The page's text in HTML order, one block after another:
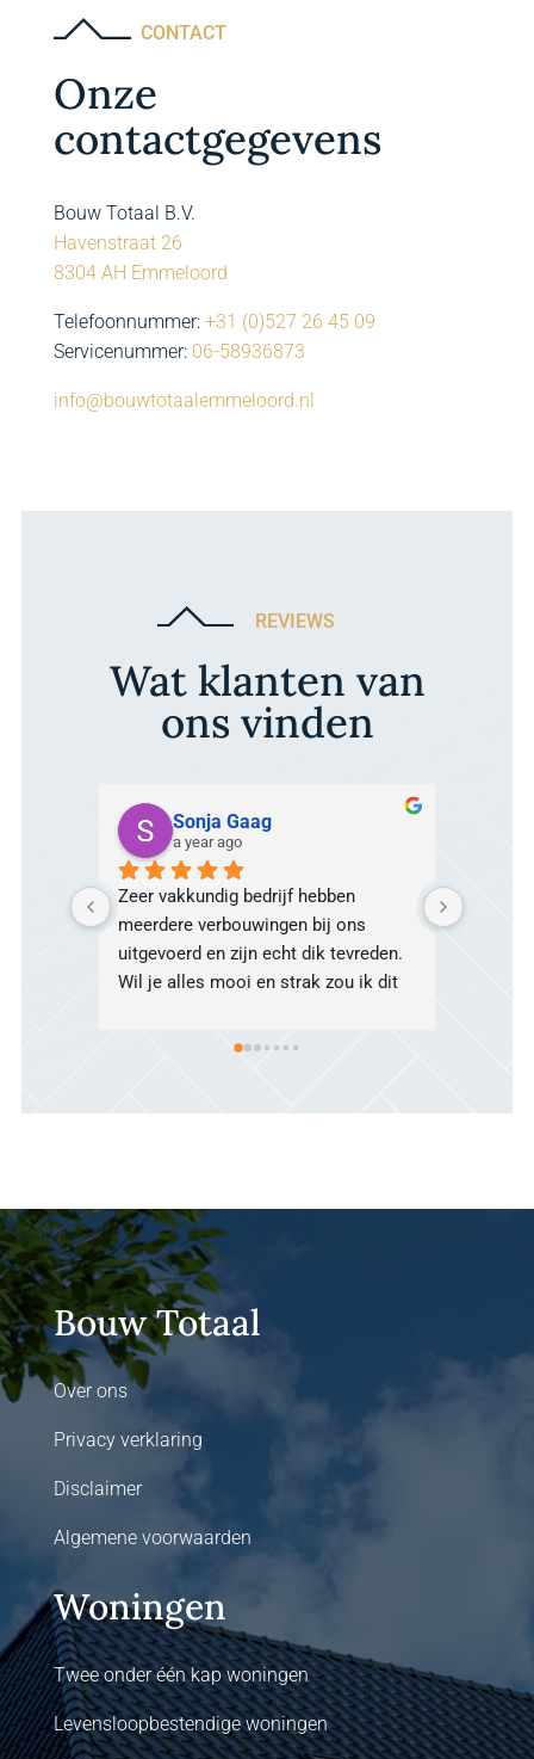
CONTACT
Onze
contactgegevens
Bouw Totaal B.V.
Havenstraat 26
8304 AH Emmeloord
Telefoonnummer: +31 (0)527 26 45 09
Servicenummer: 06-58936873
info@bouwtotaalemmeloord.nl
REVIEWS
Wat klanten van
ons vinden
Sonja Gaag
a year ago
Zeer vakkundig bedrijf hebben
meerdere verbouwingen bij ons
uitgevoerd en zijn echt dik tevreden.
Wil je alles mooi en strak zou ik dit
Bouw Totaal
Over ons
Privacy verklaring
Disclaimer
Algemene voorwaarden
Woningen
Twee onder één kap woningen
Levensloopbestendige woningen